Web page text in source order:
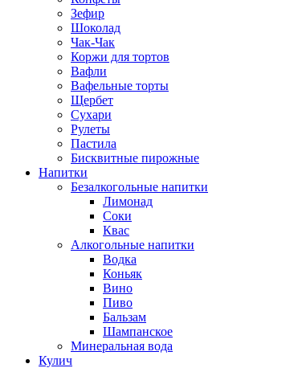
Зефир
Шоколад
Чак-Чак
Коржи для тортов
Вафли
Вафельные торты
Щербет
Сухари
Рулеты
Пастила
Бисквитные пирожные
Напитки
Безалкогольные напитки
Лимонад
Соки
Квас
Алкогольные напитки
Водка
Коньяк
Вино
Пиво
Бальзам
Шампанское
Минеральная вода
Кулич